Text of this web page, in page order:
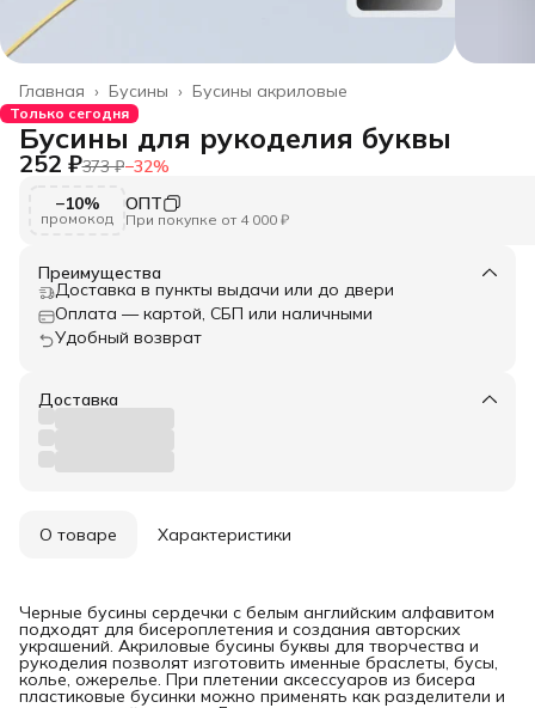
Бусины акриловые
Бусины ›
Главная ›
Только сегодня
Бусины для рукоделия буквы
252 ₽373 ₽−32%
−10%
промокод
ОПТ
При покупке от 4 000 ₽
Преимущества
Доставка в пункты выдачи или до двери
Оплата — картой, СБП или наличными
Удобный возврат
Доставка
О товаре Характеристики
Черные бусины сердечки с белым английским алфавитом
подходят для бисероплетения и создания авторских
украшений. Акриловые бусины буквы для творчества и
рукоделия позволят изготовить именные браслеты, бусы,
колье, ожерелье. При плетении аксессуаров из бисера
пластиковые бусинки можно применять как разделители и